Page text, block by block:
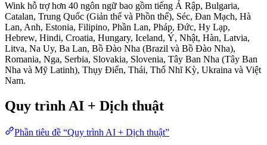
Wink hỗ trợ hơn 40 ngôn ngữ bao gồm tiếng Ả Rập, Bulgaria,
Catalan, Trung Quốc (Giản thể và Phồn thể), Séc, Đan Mạch, Hà
Lan, Anh, Estonia, Filipino, Phần Lan, Pháp, Đức, Hy Lạp,
Hebrew, Hindi, Croatia, Hungary, Iceland, Ý, Nhật, Hàn, Latvia,
Litva, Na Uy, Ba Lan, Bồ Đào Nha (Brazil và Bồ Đào Nha),
Romania, Nga, Serbia, Slovakia, Slovenia, Tây Ban Nha (Tây Ban
Nha và Mỹ Latinh), Thụy Điển, Thái, Thổ Nhĩ Kỳ, Ukraina và Việt
Nam.
Quy trình AI + Dịch thuật
Phần tiêu đề “Quy trình AI + Dịch thuật”